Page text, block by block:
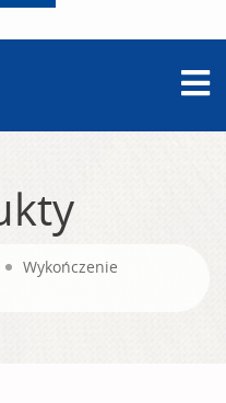
Wykończenie